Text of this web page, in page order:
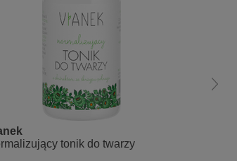
Cannabis Sativa
tonik do twarzy